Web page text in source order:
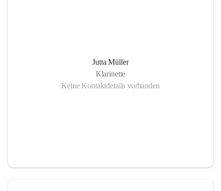
Jutta Müller
Klarinette
Keine Kontaktdetails vorhanden